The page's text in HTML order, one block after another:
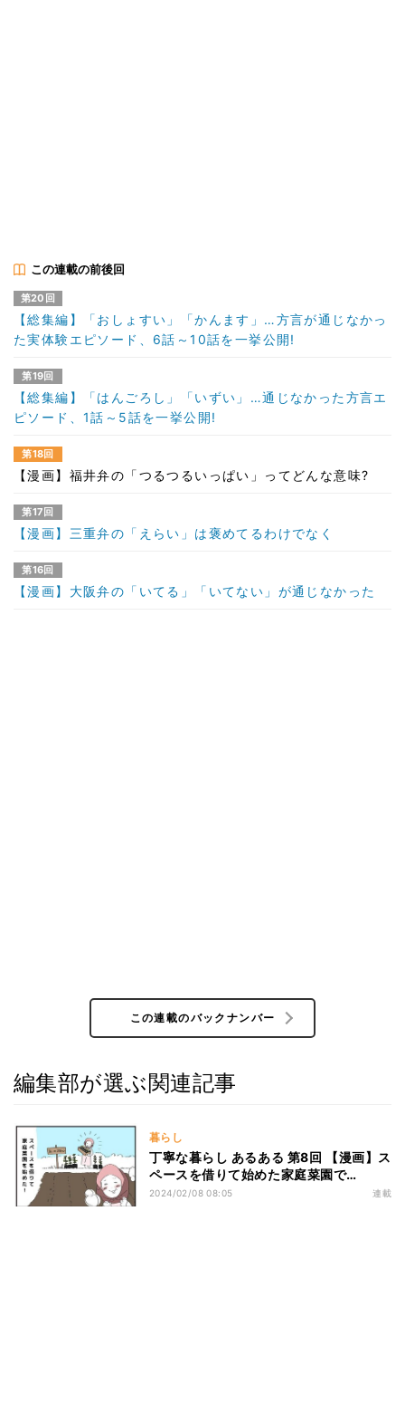
この連載の前後回
第20回
【総集編】「おしょすい」「かんます」…方言が通じなかっ
た実体験エピソード、6話～10話を一挙公開!
第19回
【総集編】「はんごろし」「いずい」…通じなかった方言エ
ピソード、1話～5話を一挙公開!
第18回
【漫画】福井弁の「つるつるいっぱい」ってどんな意味?
第17回
【漫画】三重弁の「えらい」は褒めてるわけでなく
第16回
【漫画】大阪弁の「いてる」「いてない」が通じなかった
この連載のバックナンバー
編集部が選ぶ関連記事
暮らし
丁寧な暮らし あるある 第8回 【漫画】ス
ペースを借りて始めた家庭菜園で…
2024/02/08 08:05 連載